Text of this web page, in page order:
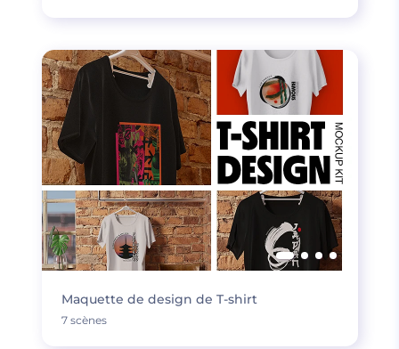
Maquette de design de T-shirt
7 scènes